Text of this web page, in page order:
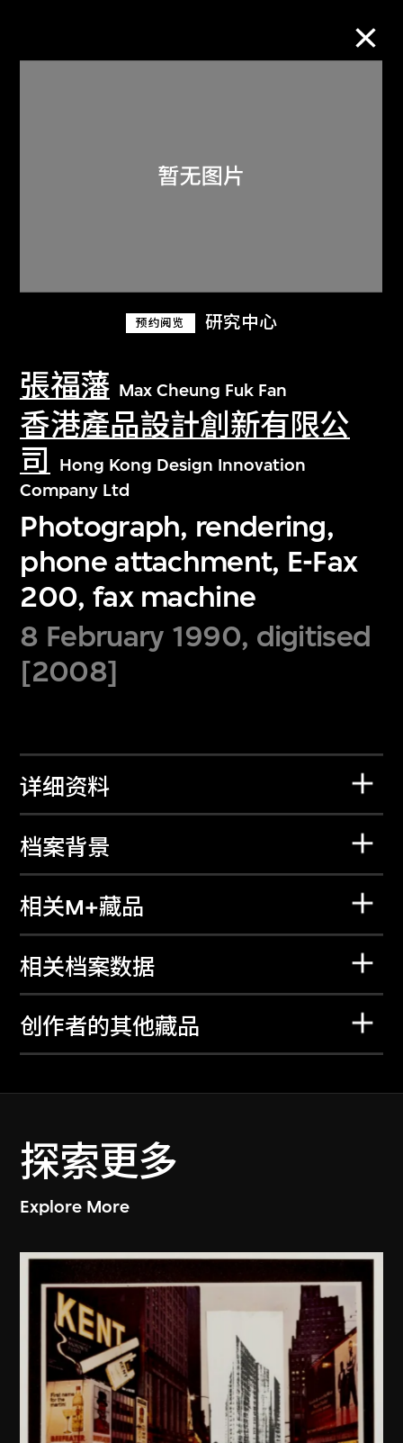
预约阅览 研究中心
張福藩 Max Cheung Fuk Fan
香港產品設計創新有限公
司
Hong Kong Design Innovation
Company Ltd
Photograph, rendering,
phone attachment, E-Fax
200, fax machine
8 February 1990, digitised
[2008]
详细资料
档案背景
相关M+藏品
相关档案数据
创作者的其他藏品
探索更多
Explore More
关于M+藏品
探索世界顶级的二十及二十一世纪视觉
文化藏品。